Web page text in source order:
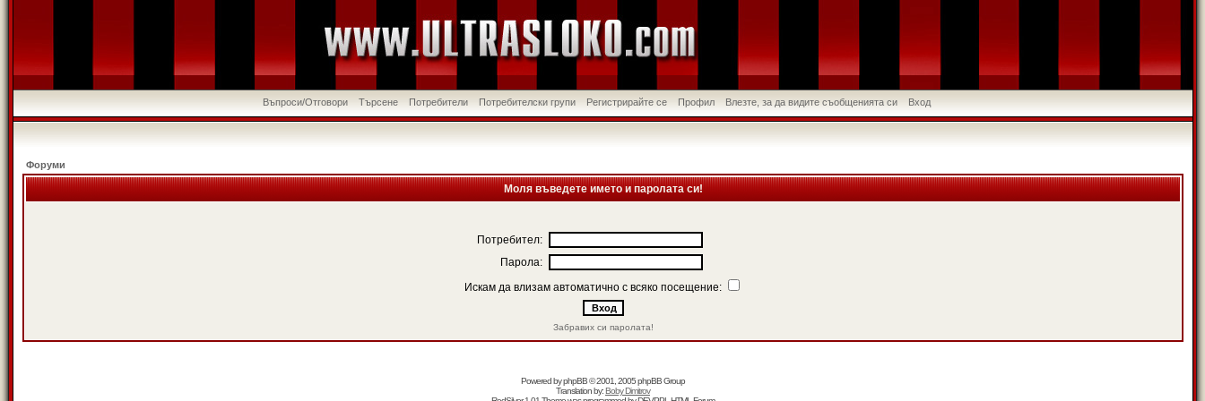
Въпроси/Отговори Търсене Потребители Потребителски групи Регистрирайте се Профил Влезте, за да видите съобщенията си Вход
Форуми
Моля въведете името и паролата си!
Потребител:
Парола:
Искам да влизам автоматично с всяко посещение:
Забравих си паролата!
Powered byphpBB© 2001, 2005 phpBB Group
Translation by:Boby Dimitrov